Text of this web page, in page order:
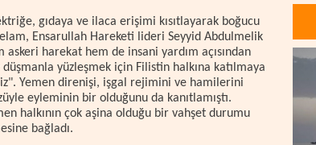
gıdaya ve ilaca erişimi kısıtlayarak boğucu
Ensarullah Hareketi lideri Seyyid Abdulmelik
harekat hem de insani yardım açısından
düşmanla yüzleşmek için Filistin halkına katılmaya
Yemen direnişi, işgal rejimini ve hamilerini
eyleminin bir olduğunu da kanıtlamıştı.
halkının çok aşina olduğu bir vahşet durumu
bağladı.